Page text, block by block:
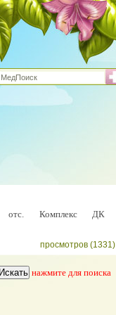
отс. Комплекс ДК
просмотров (1331)
нажмите для поиска